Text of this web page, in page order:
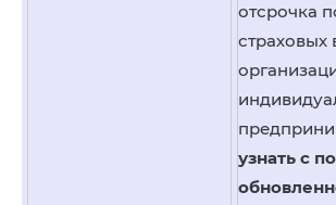
отсрочка
страховых
узнать с